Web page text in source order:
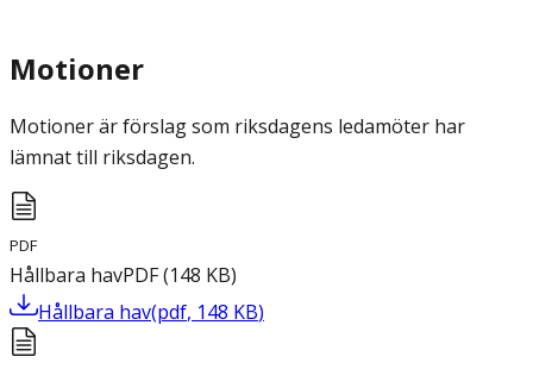
Motioner
Motioner är förslag som riksdagens ledamöter har
lämnat till riksdagen.
PDF
Hållbara havPDF(148 KB)
Hållbara hav(pdf, 148 KB)